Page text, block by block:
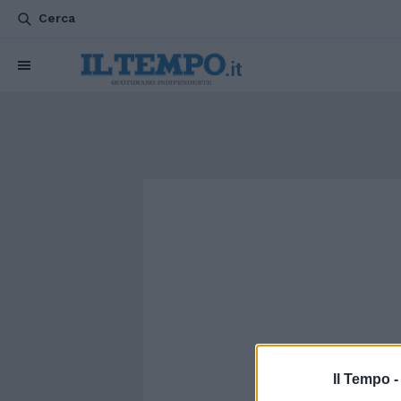
Il Tempo -
Cerca